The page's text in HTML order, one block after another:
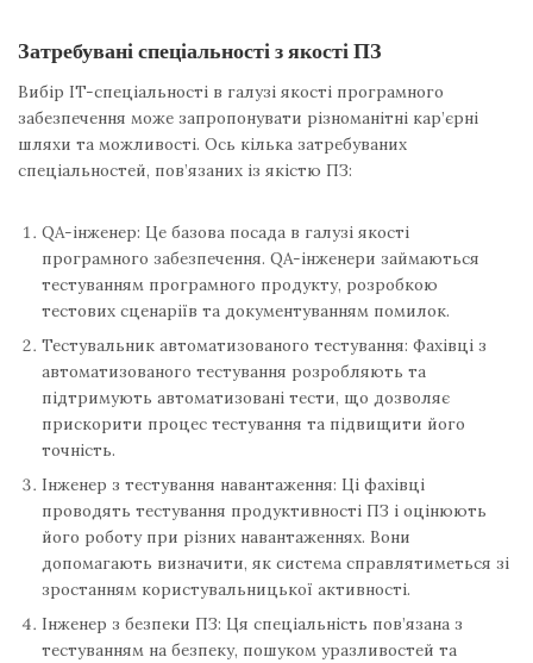
Затребувані спеціальності з якості ПЗ
Вибір IT-спеціальності в галузі якості програмного
забезпечення може запропонувати різноманітні кар’єрні
шляхи та можливості. Ось кілька затребуваних
спеціальностей, пов’язаних із якістю ПЗ:
QA-інженер: Це базова посада в галузі якості
програмного забезпечення. QA-інженери займаються
тестуванням програмного продукту, розробкою
тестових сценаріїв та документуванням помилок.
Тестувальник автоматизованого тестування: Фахівці з
автоматизованого тестування розробляють та
підтримують автоматизовані тести, що дозволяє
прискорити процес тестування та підвищити його
точність.
Інженер з тестування навантаження: Ці фахівці
проводять тестування продуктивності ПЗ і оцінюють
його роботу при різних навантаженнях. Вони
допомагають визначити, як система справлятиметься зі
зростанням користувальницької активності.
Інженер з безпеки ПЗ: Ця спеціальність пов’язана з
тестуванням на безпеку, пошуком уразливостей та